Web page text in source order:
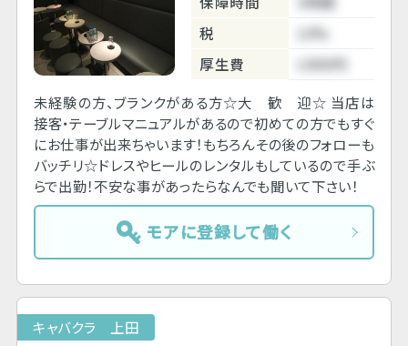
税
10%
厚生費
1000円
未経験の方、ブランクがある方☆大 歓 迎☆ 当店は
接客・テーブルマニュアルがあるので初めての方でもすぐ
にお仕事が出来ちゃいます！もちろんその後のフォローも
バッチリ☆ドレスやヒールのレンタルもしているので手ぶ
らで出勤！不安な事があったらなんでも聞いて下さい！
モアに登録して働く
キャバクラ 上田